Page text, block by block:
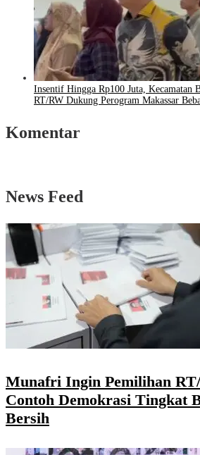
Insentif Hingga Rp100 Juta, Kecamatan
RT/RW Dukung Perogram Makassar
Komentar
News Feed
Munafri Ingin Pemilihan
Contoh Demokrasi Tingkat
Bersih